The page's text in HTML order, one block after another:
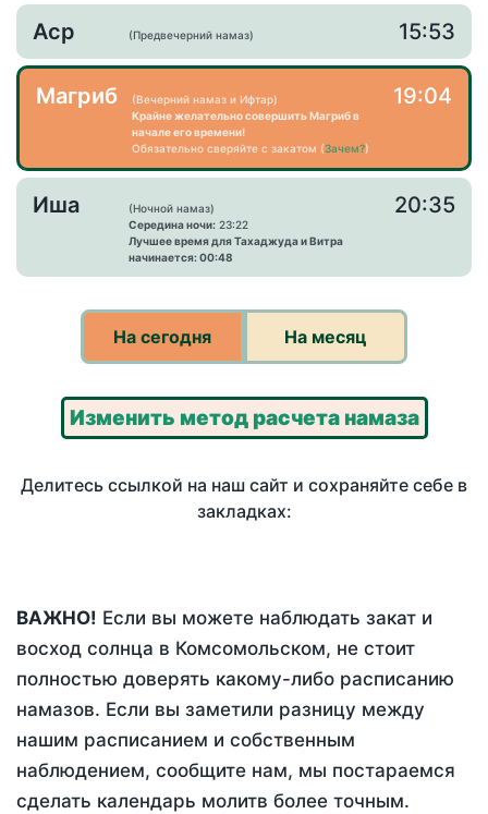
Аср (Предвечерний намаз) 15:53
Магриб
(Вечерний намаз и Ифтар)
Крайне желательно совершить Магриб в
начале его времени!
Обязательно сверяйте с закатом (Зачем?)
19:04
Иша
(Ночной намаз)
Середина ночи: 23:22
Лучшее время для Тахаджуда и Витра
начинается: 00:48
20:35
На сегодня На месяц
Изменить метод расчета намаза
Делитесь ссылкой на наш сайт и сохраняйте себе в
закладках:
ВАЖНО! Если вы можете наблюдать закат и
восход солнца в Комсомольском, не стоит
полностью доверять какому-либо расписанию
намазов. Если вы заметили разницу между
нашим расписанием и собственным
наблюдением, сообщите нам, мы постараемся
сделать календарь молитв более точным.